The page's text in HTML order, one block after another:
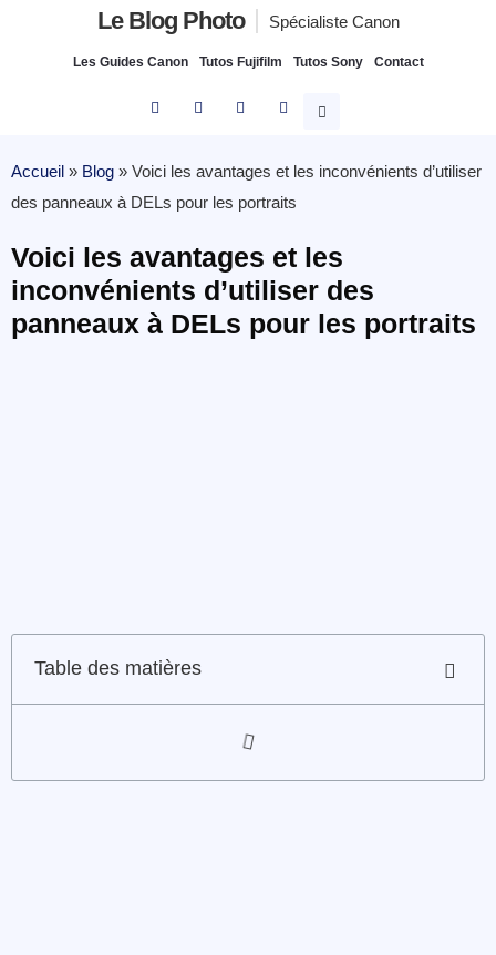
Le Blog Photo Spécialiste Canon
Les Guides Canon Tutos Fujifilm Tutos Sony Contact
Accueil » Blog » Voici les avantages et les inconvénients d’utiliser
des panneaux à DELs pour les portraits
Voici les avantages et les
inconvénients d’utiliser des
panneaux à DELs pour les portraits
Table des matières